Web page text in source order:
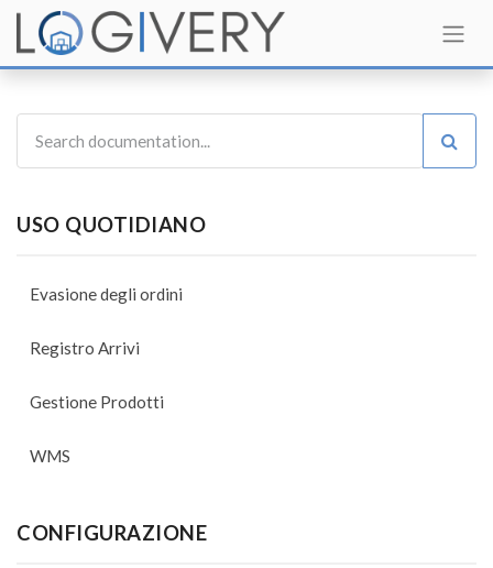
USO QUOTIDIANO
Evasione degli ordini
Registro Arrivi
Gestione Prodotti
WMS
CONFIGURAZIONE